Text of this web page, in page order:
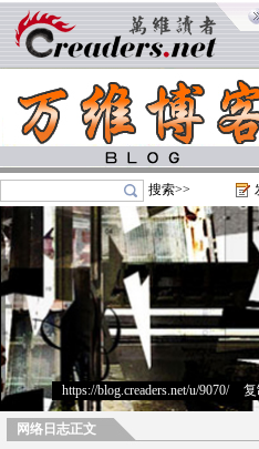
搜索>>
https://blog.creaders.net/u/9070/> 复
网络日志正文